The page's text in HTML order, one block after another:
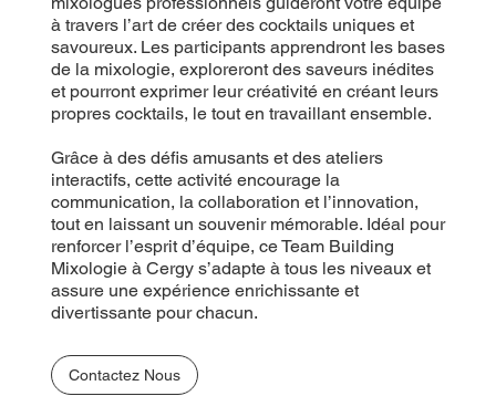
à travers l’art de créer des cocktails uniques et
savoureux. Les participants apprendront les bases
de la mixologie, exploreront des saveurs inédites
et pourront exprimer leur créativité en créant leurs
propres cocktails, le tout en travaillant ensemble.
Grâce à des défis amusants et des ateliers
interactifs, cette activité encourage la
communication, la collaboration et l’innovation,
tout en laissant un souvenir mémorable. Idéal pour
renforcer l’esprit d’équipe, ce Team Building
Mixologie à Cergy s’adapte à tous les niveaux et
assure une expérience enrichissante et
divertissante pour chacun.
Contactez Nous